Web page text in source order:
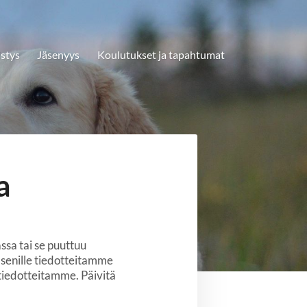
Jäsenyys Koulutukset ja tapahtumat
tai se puuttuu
tiedotteitamme
Päivitä